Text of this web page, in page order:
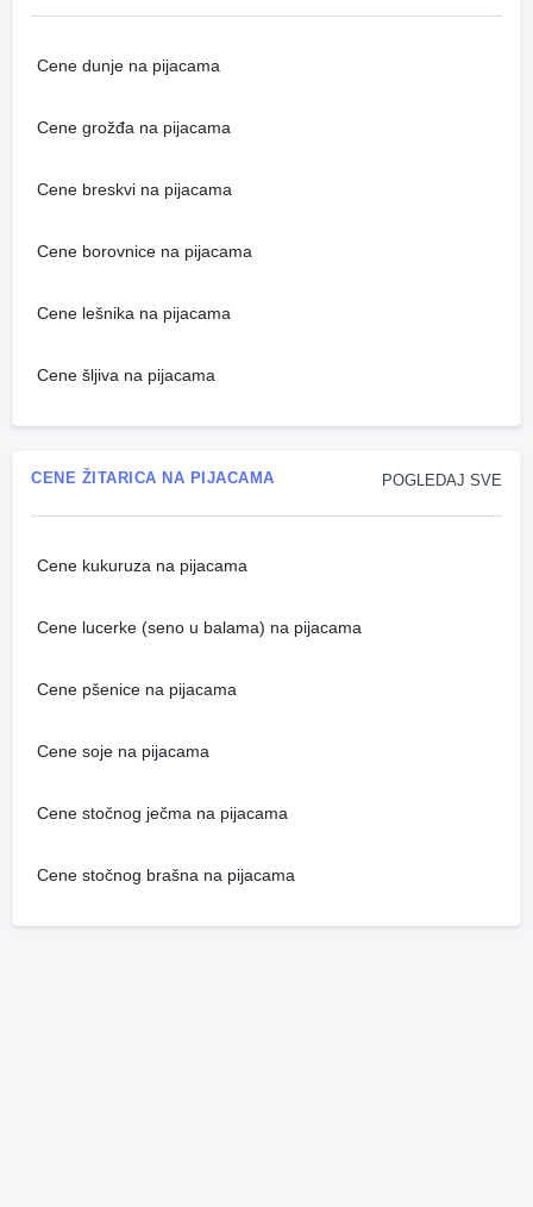
Cene dunje na pijacama
Cene grožđa na pijacama
Cene breskvi na pijacama
Cene borovnice na pijacama
Cene lešnika na pijacama
Cene šljiva na pijacama
POGLEDAJ SVE
CENE ŽITARICA NA PIJACAMA
Cene kukuruza na pijacama
Cene lucerke (seno u balama) na pijacama
Cene pšenice na pijacama
Cene soje na pijacama
Cene stočnog ječma na pijacama
Cene stočnog brašna na pijacama